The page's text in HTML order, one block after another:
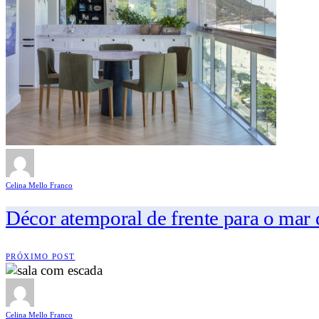
Celina Mello Franco
Décor atemporal de frente para o mar
PRÓXIMO POST
Celina Mello Franco